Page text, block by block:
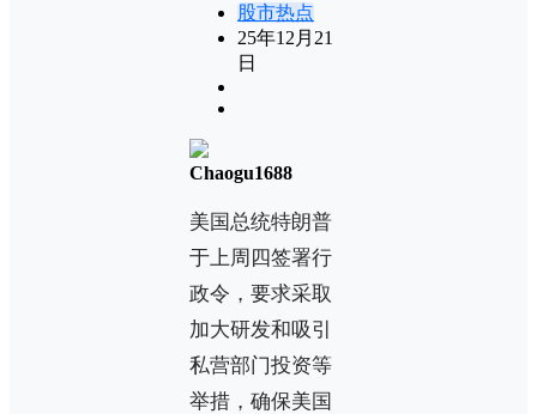
股市热点
25年12月21
日
Chaogu1688
美国总统特朗普
于上周四签署行
政令，要求采取
加大研发和吸引
私营部门投资等
举措，确保美国